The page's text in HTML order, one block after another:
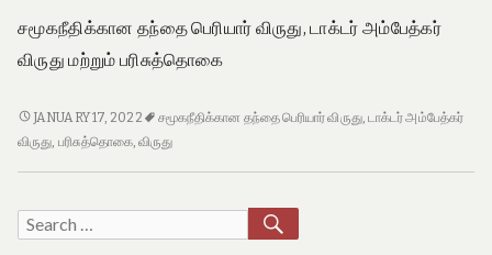
சமூகநீதிக்கான தந்தை பெரியார் விருது, டாக்டர் அம்பேத்கர்
விருது மற்றும் பரிசுத்தொகை
சமூகநீதிக்கான
தந்தை
டாக்டர்
அம்பேத்கர்
JANUARY 17, 2022 சமூகநீதிக்கான தந்தை பெரியார் விருது, டாக்டர் அம்பேத்கர்
விருது, பரிசுத்தொகை,விருது
Search